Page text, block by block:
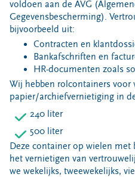
Glas
Gft
Etensresten (swill)
Folie
Piepschuim
Bouw- en sloopafval
Puin
Chemisch afval (kca)
Afvalcontainers
voldoen aan de AVG
Gegevensbescherming).
bijvoorbeeld uit:
Contracten en
Bankafschriften en
HR-documenten zoals
Wij hebben rolcontainers voor
papier/archiefvernietiging in
240 liter
500 liter
Deze container op wielen met
het vernietigen van
we wekelijks, tweewekelijks,